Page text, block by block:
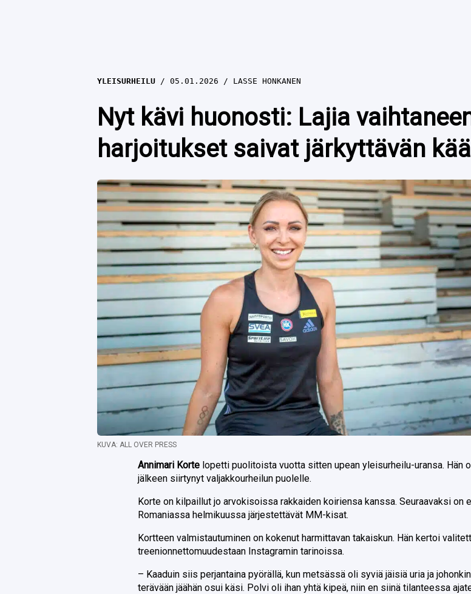
YLEISURHEILU 05.01.2026 LASSE HONKANEN
Nyt kävi huonosti: Lajia
harjoitukset saivat järkyttävän
KUVA: ALL OVER PRESS
Annimari Korte lopetti puolitoista vuotta sitten upean yleisurheilu-uransa. Hän
jälkeen siirtynyt valjakkourheilun puolelle.
Korte on kilpaillut jo arvokisoissa rakkaiden koiriensa kanssa. Seuraavaksi on
Romaniassa helmikuussa järjestettävät MM-kisat.
Kortteen valmistautuminen on kokenut harmittavan takaiskun. Hän kertoi
treenionnettomuudestaan Instagramin tarinoissa.
– Kaaduin siis perjantaina pyörällä, kun metsässä oli syviä jäisiä uria ja johonkin
terävään jäähän osui käsi. Polvi oli ihan yhtä kipeä, niin en siinä tilanteessa